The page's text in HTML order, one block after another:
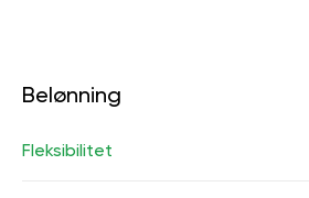
Belønning
Fleksibilitet